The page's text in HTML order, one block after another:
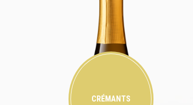
CRÉMANTS